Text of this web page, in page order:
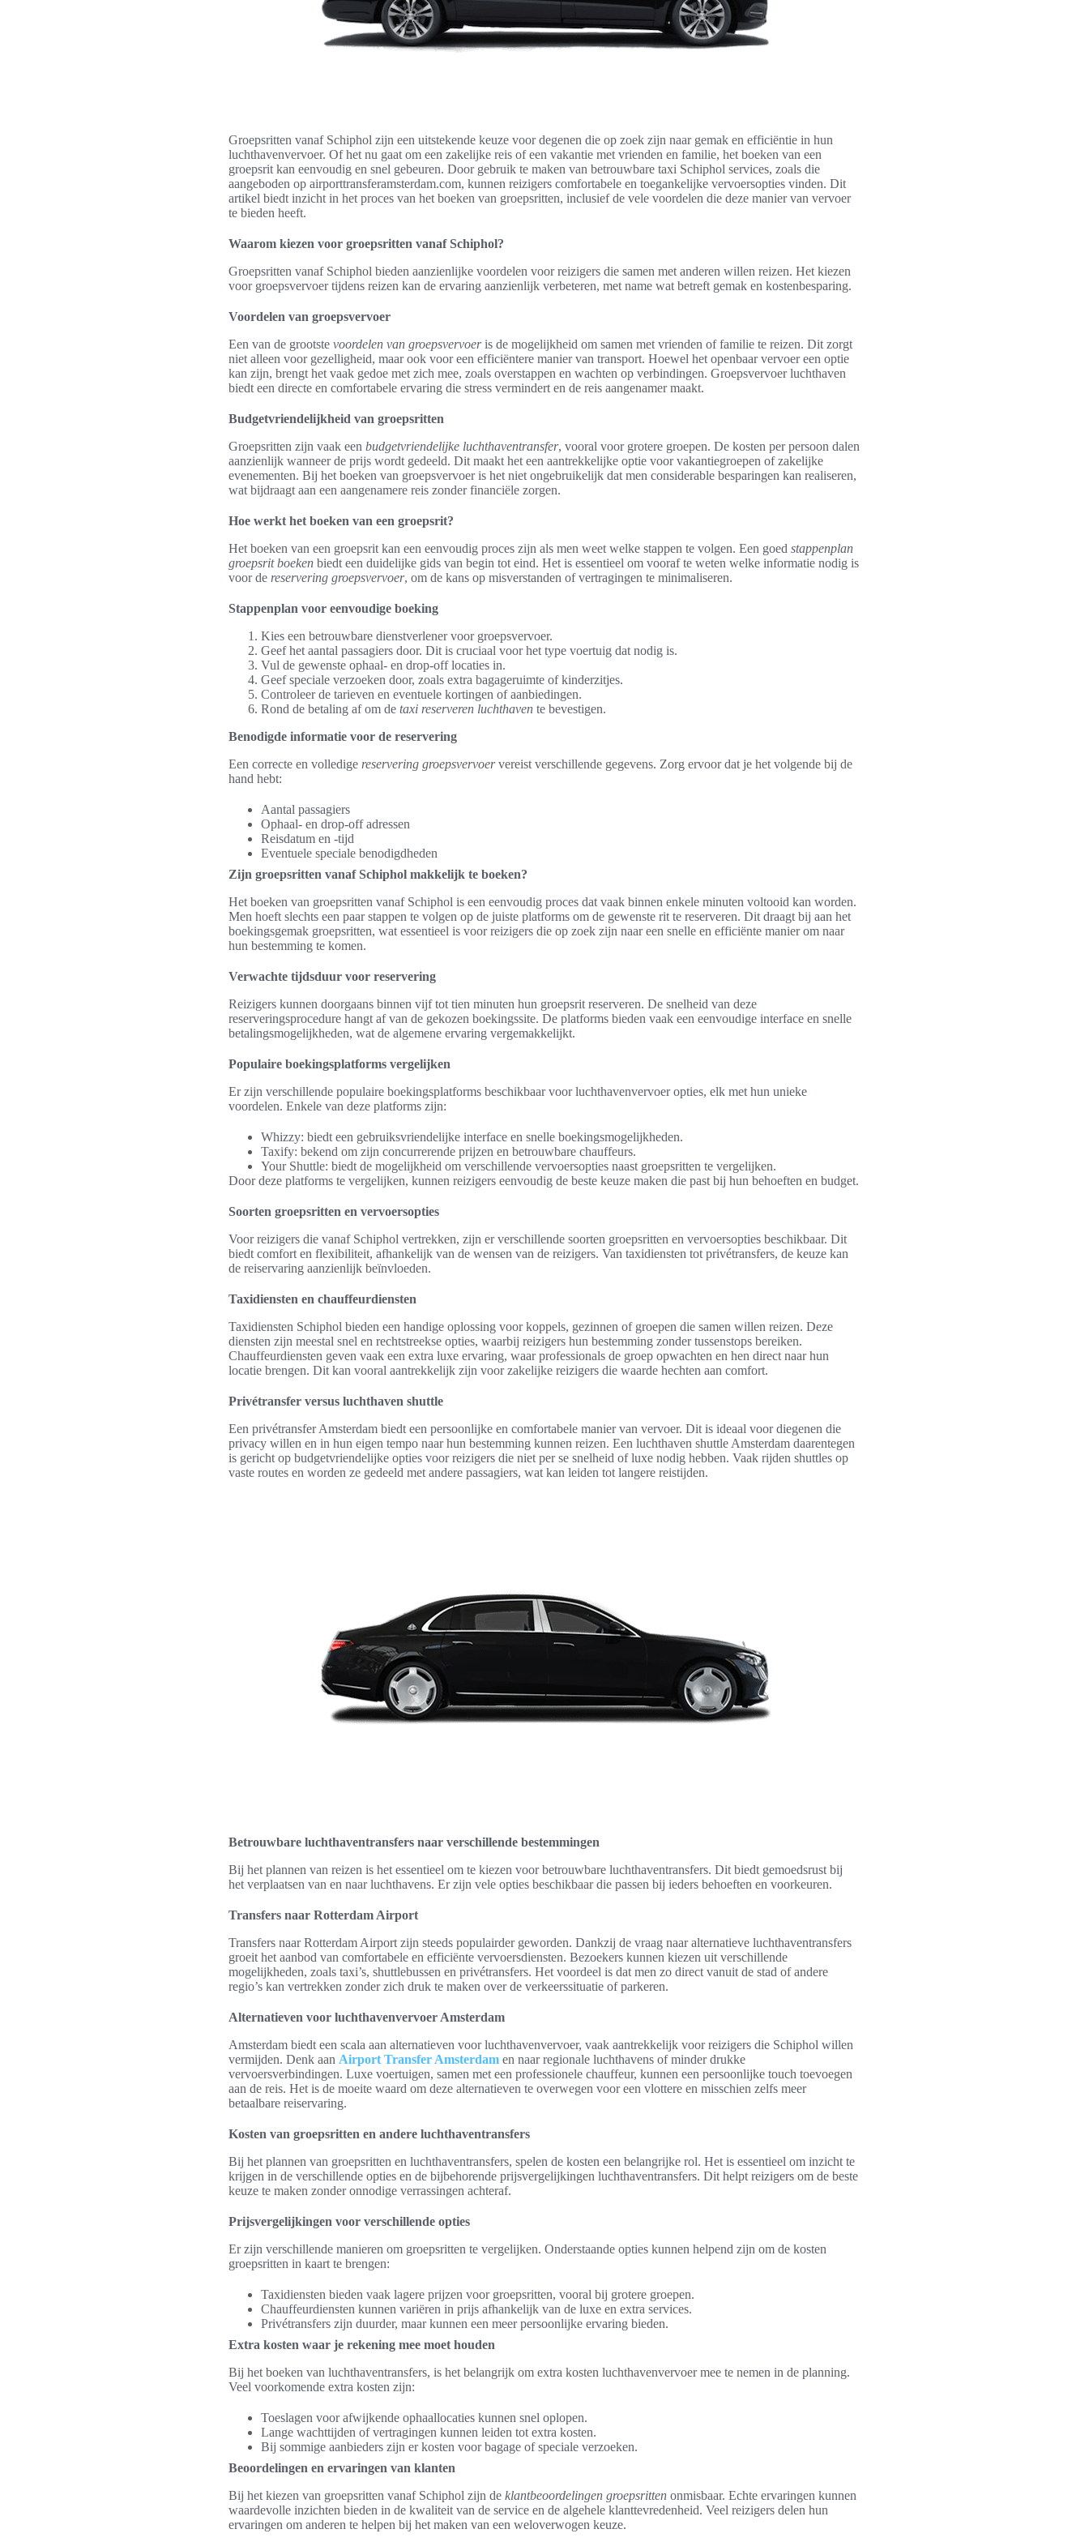
Groepsritten vanaf Schiphol zijn een uitstekende keuze voor degenen die op zoek zijn naar gemak en efficiëntie in hun
luchthavenvervoer. Of het nu gaat om een zakelijke reis of een vakantie met vrienden en familie, het boeken van een
groepsrit kan eenvoudig en snel gebeuren. Door gebruik te maken van betrouwbare taxi Schiphol services, zoals die
aangeboden op airporttransferamsterdam.com, kunnen reizigers comfortabele en toegankelijke vervoersopties vinden. Dit
artikel biedt inzicht in het proces van het boeken van groepsritten, inclusief de vele voordelen die deze manier van vervoer
te bieden heeft.
Waarom kiezen voor groepsritten vanaf Schiphol?
Groepsritten vanaf Schiphol bieden aanzienlijke voordelen voor reizigers die samen met anderen willen reizen. Het kiezen
voor groepsvervoer tijdens reizen kan de ervaring aanzienlijk verbeteren, met name wat betreft gemak en kostenbesparing.
Voordelen van groepsvervoer
Een van de grootste voordelen van groepsvervoeris de mogelijkheid om samen met vrienden of familie te reizen. Dit zorgt
niet alleen voor gezelligheid, maar ook voor een efficiëntere manier van transport. Hoewel het openbaar vervoer een optie
kan zijn, brengt het vaak gedoe met zich mee, zoals overstappen en wachten op verbindingen. Groepsvervoer luchthaven
biedt een directe en comfortabele ervaring die stress vermindert en de reis aangenamer maakt.
Budgetvriendelijkheid van groepsritten
Groepsritten zijn vaak een budgetvriendelijke luchthaventransfer, vooral voor grotere groepen. De kosten per persoon dalen
aanzienlijk wanneer de prijs wordt gedeeld. Dit maakt het een aantrekkelijke optie voor vakantiegroepen of zakelijke
evenementen. Bij het boeken van groepsvervoer is het niet ongebruikelijk dat men considerable besparingen kan realiseren,
wat bijdraagt aan een aangenamere reis zonder financiële zorgen.
Hoe werkt het boeken van een groepsrit?
Het boeken van een groepsrit kan een eenvoudig proces zijn als men weet welke stappen te volgen. Een goed stappenplan
groepsrit boeken biedt een duidelijke gids van begin tot eind. Het is essentieel om vooraf te weten welke informatie nodig is
voor de reservering groepsvervoer, om de kans op misverstanden of vertragingen te minimaliseren.
Stappenplan voor eenvoudige boeking
Kies een betrouwbare dienstverlener voor groepsvervoer.
Geef het aantal passagiers door. Dit is cruciaal voor het type voertuig dat nodig is.
Vul de gewenste ophaal- en drop-off locaties in.
Geef speciale verzoeken door, zoals extra bagageruimte of kinderzitjes.
Controleer de tarieven en eventuele kortingen of aanbiedingen.
Rond de betaling af om de taxi reserveren luchthaven te bevestigen.
Benodigde informatie voor de reservering
Een correcte en volledige reservering groepsvervoervereist verschillende gegevens. Zorg ervoor dat je het volgende bij de
hand hebt:
Aantal passagiers
Ophaal- en drop-off adressen
Reisdatum en -tijd
Eventuele speciale benodigdheden
Zijn groepsritten vanaf Schiphol makkelijk te boeken?
Het boeken van groepsritten vanaf Schiphol is een eenvoudig proces dat vaak binnen enkele minuten voltooid kan worden.
Men hoeft slechts een paar stappen te volgen op de juiste platforms om de gewenste rit te reserveren. Dit draagt bij aan het
boekingsgemak groepsritten, wat essentieel is voor reizigers die op zoek zijn naar een snelle en efficiënte manier om naar
hun bestemming te komen.
Verwachte tijdsduur voor reservering
Reizigers kunnen doorgaans binnen vijf tot tien minuten hun groepsrit reserveren. De snelheid van deze
reserveringsprocedure hangt af van de gekozen boekingssite. De platforms bieden vaak een eenvoudige interface en snelle
betalingsmogelijkheden, wat de algemene ervaring vergemakkelijkt.
Populaire boekingsplatforms vergelijken
Er zijn verschillende populaire boekingsplatforms beschikbaar voor luchthavenvervoer opties, elk met hun unieke
voordelen. Enkele van deze platforms zijn:
Whizzy: biedt een gebruiksvriendelijke interface en snelle boekingsmogelijkheden.
Taxify: bekend om zijn concurrerende prijzen en betrouwbare chauffeurs.
Your Shuttle: biedt de mogelijkheid om verschillende vervoersopties naast groepsritten te vergelijken.
Door deze platforms te vergelijken, kunnen reizigers eenvoudig de beste keuze maken die past bij hun behoeften en budget.
Soorten groepsritten en vervoersopties
Voor reizigers die vanaf Schiphol vertrekken, zijn er verschillende soorten groepsritten en vervoersopties beschikbaar. Dit
biedt comfort en flexibiliteit, afhankelijk van de wensen van de reizigers. Van taxidiensten tot privétransfers, de keuze kan
de reiservaring aanzienlijk beïnvloeden.
Taxidiensten en chauffeurdiensten
Taxidiensten Schiphol bieden een handige oplossing voor koppels, gezinnen of groepen die samen willen reizen. Deze
diensten zijn meestal snel en rechtstreekse opties, waarbij reizigers hun bestemming zonder tussenstops bereiken.
Chauffeurdiensten geven vaak een extra luxe ervaring, waar professionals de groep opwachten en hen direct naar hun
locatie brengen. Dit kan vooral aantrekkelijk zijn voor zakelijke reizigers die waarde hechten aan comfort.
Privétransfer versus luchthaven shuttle
Een privétransfer Amsterdam biedt een persoonlijke en comfortabele manier van vervoer. Dit is ideaal voor diegenen die
privacy willen en in hun eigen tempo naar hun bestemming kunnen reizen. Een luchthaven shuttle Amsterdam daarentegen
is gericht op budgetvriendelijke opties voor reizigers die niet per se snelheid of luxe nodig hebben. Vaak rijden shuttles op
vaste routes en worden ze gedeeld met andere passagiers, wat kan leiden tot langere reistijden.
Betrouwbare luchthaventransfers naar verschillende bestemmingen
Bij het plannen van reizen is het essentieel om te kiezen voor betrouwbare luchthaventransfers. Dit biedt gemoedsrust bij
het verplaatsen van en naar luchthavens. Er zijn vele opties beschikbaar die passen bij ieders behoeften en voorkeuren.
Transfers naar Rotterdam Airport
Transfers naar Rotterdam Airport zijn steeds populairder geworden. Dankzij de vraag naar alternatieve luchthaventransfers
groeit het aanbod van comfortabele en efficiënte vervoersdiensten. Bezoekers kunnen kiezen uit verschillende
mogelijkheden, zoals taxi’s, shuttlebussen en privétransfers. Het voordeel is dat men zo direct vanuit de stad of andere
regio’s kan vertrekken zonder zich druk te maken over de verkeerssituatie of parkeren.
Alternatieven voor luchthavenvervoer Amsterdam
Amsterdam biedt een scala aan alternatieven voor luchthavenvervoer, vaak aantrekkelijk voor reizigers die Schiphol willen
vermijden. Denk aan Airport Transfer Amsterdam en naar regionale luchthavens of minder drukke
vervoersverbindingen. Luxe voertuigen, samen met een professionele chauffeur, kunnen een persoonlijke touch toevoegen
aan de reis. Het is de moeite waard om deze alternatieven te overwegen voor een vlottere en misschien zelfs meer
betaalbare reiservaring.
Kosten van groepsritten en andere luchthaventransfers
Bij het plannen van groepsritten en luchthaventransfers, spelen de kosten een belangrijke rol. Het is essentieel om inzicht te
krijgen in de verschillende opties en de bijbehorende prijsvergelijkingen luchthaventransfers. Dit helpt reizigers om de beste
keuze te maken zonder onnodige verrassingen achteraf.
Prijsvergelijkingen voor verschillende opties
Er zijn verschillende manieren om groepsritten te vergelijken. Onderstaande opties kunnen helpend zijn om de kosten
groepsritten in kaart te brengen:
Taxidiensten bieden vaak lagere prijzen voor groepsritten, vooral bij grotere groepen.
Chauffeurdiensten kunnen variëren in prijs afhankelijk van de luxe en extra services.
Privétransfers zijn duurder, maar kunnen een meer persoonlijke ervaring bieden.
Extra kosten waar je rekening mee moet houden
Bij het boeken van luchthaventransfers, is het belangrijk om extra kosten luchthavenvervoer mee te nemen in de planning.
Veel voorkomende extra kosten zijn:
Toeslagen voor afwijkende ophaallocaties kunnen snel oplopen.
Lange wachttijden of vertragingen kunnen leiden tot extra kosten.
Bij sommige aanbieders zijn er kosten voor bagage of speciale verzoeken.
Beoordelingen en ervaringen van klanten
Bij het kiezen van groepsritten vanaf Schiphol zijn de klantbeoordelingen groepsritten onmisbaar. Echte ervaringen kunnen
waardevolle inzichten bieden in de kwaliteit van de service en de algehele klanttevredenheid. Veel reizigers delen hun
ervaringen om anderen te helpen bij het maken van een weloverwogen keuze.